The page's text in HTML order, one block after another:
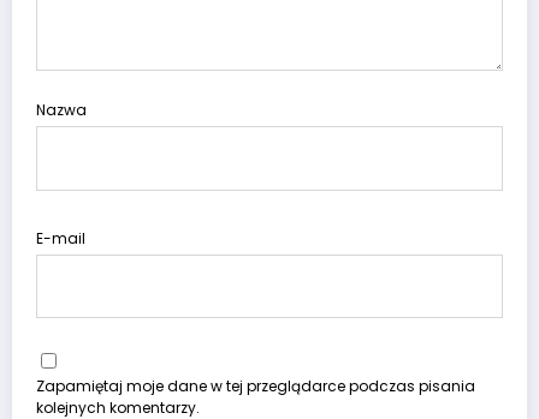
Nazwa
E-mail
Zapamiętaj moje dane w tej przeglądarce podczas pisania
kolejnych komentarzy.